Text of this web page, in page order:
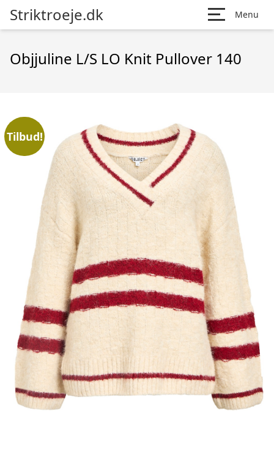
Striktroeje.dk Menu
Objjuline L/S LO Knit Pullover 140
Tilbud!